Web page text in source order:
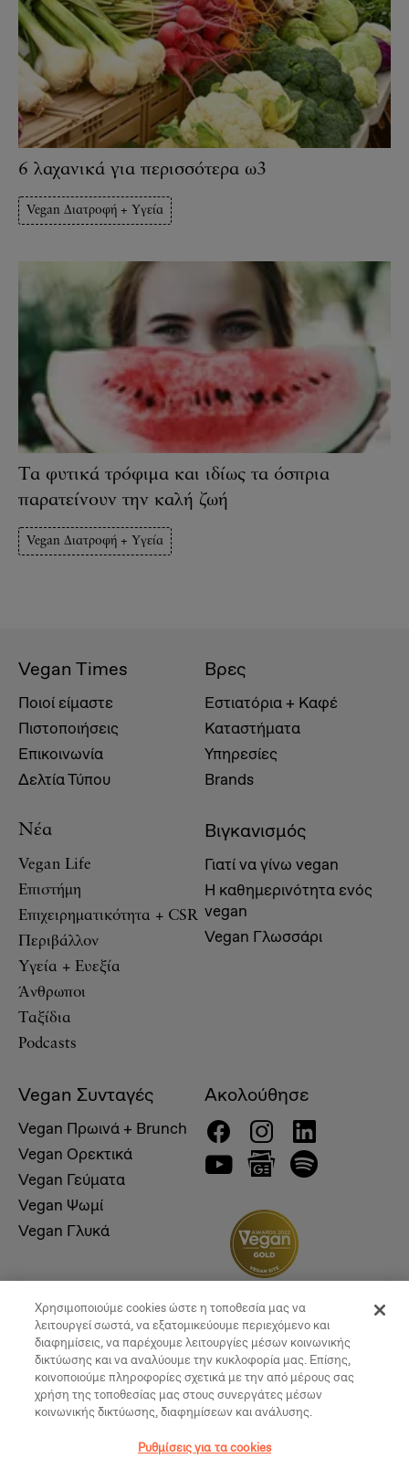
6 λαχανικά για περισσότερα ω3
Vegan Διατροφή + Υγεία
Τα φυτικά τρόφιμα και ιδίως τα όσπρια
παρατείνουν την καλή ζωή
Vegan Διατροφή + Υγεία
Vegan Times
Ποιοί είμαστε
Πιστοποιήσεις
Επικοινωνία
Δελτία Τύπου
Βρες
Εστιατόρια + Καφέ
Καταστήματα
Υπηρεσίες
Brands
Νέα
Vegan Life
Επιστήμη
Επιχειρηματικότητα + CSR
Περιβάλλον
Υγεία + Ευεξία
Άνθρωποι
Ταξίδια
Podcasts
Βιγκανισμός
Γιατί να γίνω vegan
Η καθημερινότητα ενός
vegan
Vegan Γλωσσάρι
Vegan Συνταγές
Vegan Πρωινά + Brunch
Vegan Ορεκτικά
Vegan Γεύματα
Vegan Ψωμί
Vegan Γλυκά
Ακολούθησε
© 2026, Vegan Times. All Rights Reserved
Χρησιμοποιούμε cookies ώστε η τοποθεσία μας να
λειτουργεί σωστά, να εξατομικεύουμε περιεχόμενο και
διαφημίσεις, να παρέχουμε λειτουργίες μέσων κοινωνικής
δικτύωσης και να αναλύουμε την κυκλοφορία μας. Επίσης,
κοινοποιούμε πληροφορίες σχετικά με την από μέρους σας
χρήση της τοποθεσίας μας στους συνεργάτες μέσων
κοινωνικής δικτύωσης, διαφημίσεων και ανάλυσης.
Ρυθμίσεις για τα cookies